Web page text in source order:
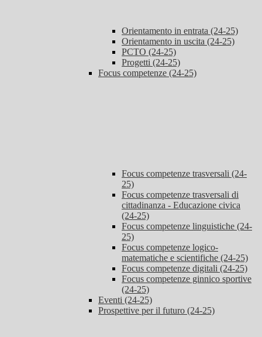
Orientamento in entrata (24-25)
Orientamento in uscita (24-25)
PCTO (24-25)
Progetti (24-25)
Focus competenze (24-25)
Focus competenze trasversali (24-
25)
Focus competenze trasversali di
cittadinanza - Educazione civica
(24-25)
Focus competenze linguistiche (24-
25)
Focus competenze logico-
matematiche e scientifiche (24-25)
Focus competenze digitali (24-25)
Focus competenze ginnico sportive
(24-25)
Eventi (24-25)
Prospettive per il futuro (24-25)